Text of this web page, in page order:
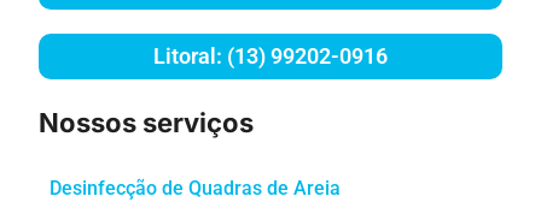
Litoral: (13) 99202-0916
Nossos serviços
Desinfecção de Quadras de Areia